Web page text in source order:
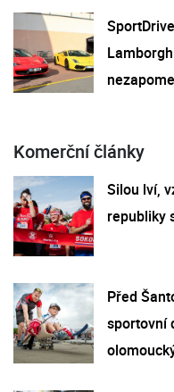
Komerční články
Silou lví,
republiky
Před
sportovní